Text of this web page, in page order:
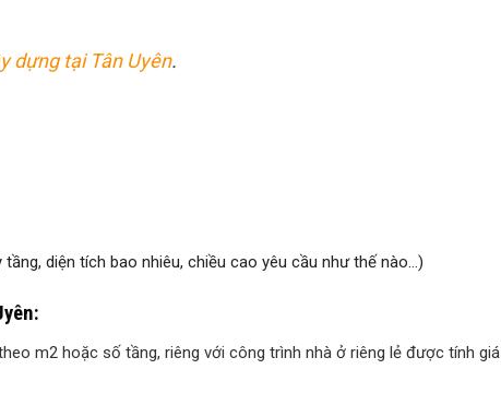
dựng tại Tân Uyên.
diện tích bao nhiêu, chiều cao yêu cầu như thế nào…)
m2 hoặc số tầng, riêng với công trình nhà ở riêng lẻ được tính giá